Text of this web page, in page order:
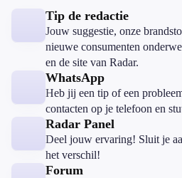
Tip de redactie
Jouw suggestie, onze
nieuwe consumenten
en de site van Radar.
WhatsApp
Heb jij een tip of een
contacten op je telefoon en
Radar Panel
Deel jouw ervaring! Sluit je
het verschil!
Forum